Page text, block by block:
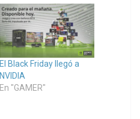
El Black Friday llegó a
NVIDIA
En "GAMER"